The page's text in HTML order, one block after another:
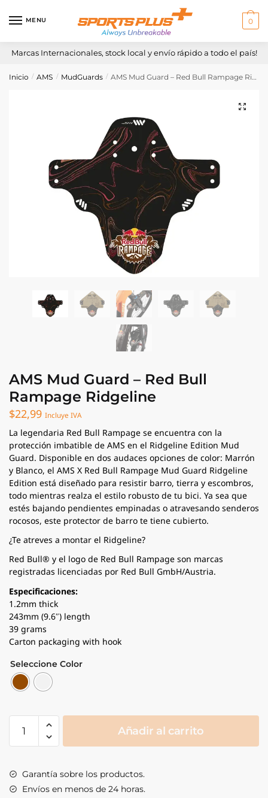
MENU 0
Marcas Internacionales, stock local y envío rápido a todo el país!
Inicio / AMS / MudGuards / AMS Mud Guard – Red Bull Rampage Ridgeline
AMS Mud Guard – Red Bull
Rampage Ridgeline
$22,99 Incluye IVA
La legendaria Red Bull Rampage se encuentra con la
protección imbatible de AMS en el Ridgeline Edition Mud
Guard. Disponible en dos audaces opciones de color: Marrón
y Blanco, el AMS X Red Bull Rampage Mud Guard Ridgeline
Edition está diseñado para resistir barro, tierra y escombros,
todo mientras realza el estilo robusto de tu bici. Ya sea que
estés bajando pendientes empinadas o atravesando senderos
rocosos, este protector de barro te tiene cubierto.
¿Te atreves a montar el Ridgeline?
Red Bull® y el logo de Red Bull Rampage son marcas
registradas licenciadas por Red Bull GmbH/Austria.
Especificaciones:
1.2mm thick
243mm (9.6″) length
39 grams
Carton packaging with hook
Seleccione Color
Mud
Red
Bull
Añadir al carrito
Garantía sobre los productos.
Envíos en menos de 24 horas.